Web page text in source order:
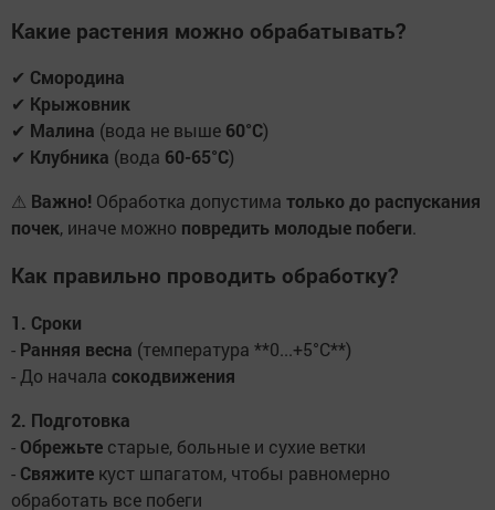
Какие растения можно обрабатывать?
✔ Смородина
✔ Крыжовник
✔ Малина (вода не выше 60°C)
✔ Клубника (вода 60-65°C)
⚠ Важно! Обработка допустима только до распускания
почек, иначе можно повредить молодые побеги.
Как правильно проводить обработку?
1. Сроки
- Ранняя весна (температура **0...+5°C**)
- До начала сокодвижения
2. Подготовка
- Обрежьте старые, больные и сухие ветки
- Свяжите куст шпагатом, чтобы равномерно
обработать все побеги